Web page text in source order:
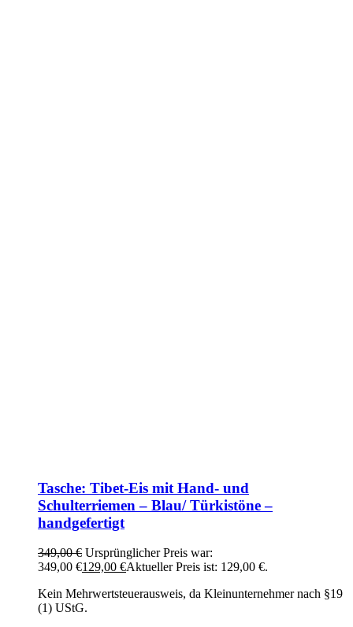
Tasche: Tibet-Eis mit Hand- und
Schulterriemen – Blau/ Türkistöne –
handgefertigt
349,00€ Ursprünglicher Preis war:
349,00 €129,00 €Aktueller Preis ist: 129,00 €.
Kein Mehrwertsteuerausweis, da Kleinunternehmer nach §19
(1) UStG.